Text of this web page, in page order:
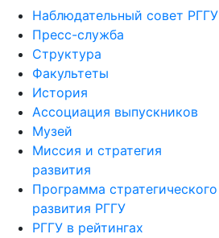
Наблюдательный совет РГГУ
Пресс-служба
Структура
Факультеты
История
Ассоциация выпускников
Музей
Миссия и стратегия
развития
Программа стратегического
развития РГГУ
РГГУ в рейтингах